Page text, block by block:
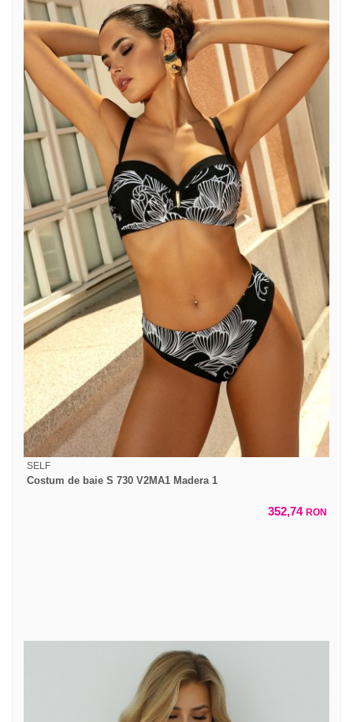
SELF
Costum de baie S 730 V2MA1 Madera 1
352,74 RON